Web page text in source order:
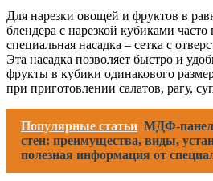
Для нарезки овощей и фруктов в
блендера с нарезкой кубиками часто
специальная насадка – сетка с
Эта насадка позволяет быстро и
фрукты в кубики одинакового
при приготовлении салатов, рагу,
Популярные статьи МДФ-
стен: преимущества, виды,
полезная информация от